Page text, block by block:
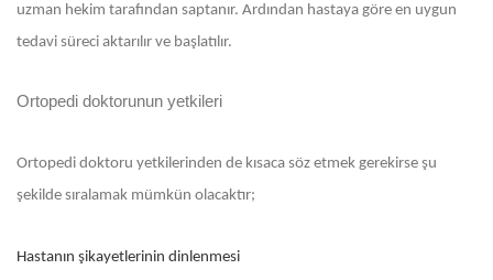
uzman hekim tarafından saptanır. Ardından hastaya göre en uygun
tedavi süreci aktarılır ve başlatılır.
Ortopedi doktorunun yetkileri
Ortopedi doktoru yetkilerinden de kısaca söz etmek gerekirse şu
şekilde sıralamak mümkün olacaktır;
Hastanın şikayetlerinin dinlenmesi